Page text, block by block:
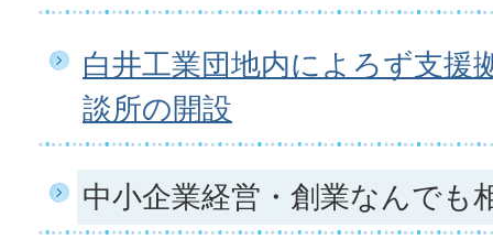
白井工業団地内によろず支援
談所の開設
中小企業経営・創業なんでも